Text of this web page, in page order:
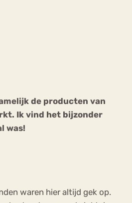
de producten van
Ik vind het bijzonder
was!
waren hier altijd gek op.